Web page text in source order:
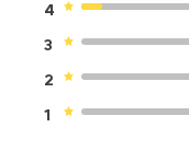
4
3
2
1